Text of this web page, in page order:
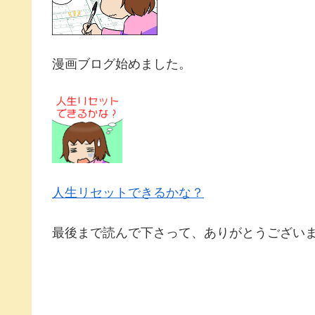
漫画ブログ始めました。
人生リセットできるかな？
最後まで読んで下さって、ありがとうござい